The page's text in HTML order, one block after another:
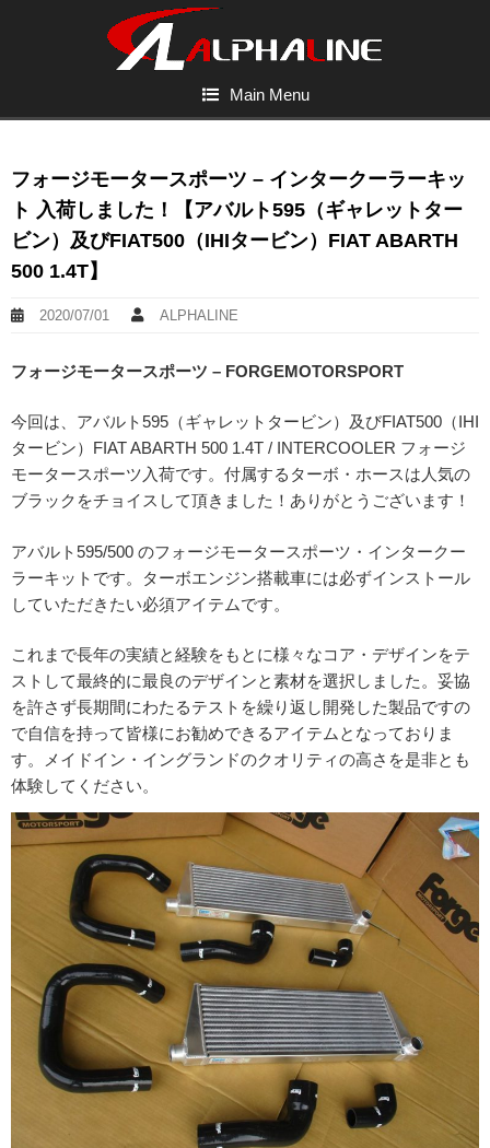
Main Menu
フォージモータースポーツ – インタークーラーキッ
ト 入荷しました！【アバルト595（ギャレットター
ビン）及びFIAT500（IHIタービン）FIAT ABARTH
500 1.4T】
2020/07/01 ALPHALINE
フォージモータースポーツ – FORGEMOTORSPORT
今回は、アバルト595（ギャレットタービン）及びFIAT500（IHI
タービン）FIAT ABARTH 500 1.4T / INTERCOOLER フォージ
モータースポーツ入荷です。付属するターボ・ホースは人気の
ブラックをチョイスして頂きました！ありがとうございます！
アバルト595/500 のフォージモータースポーツ・インタークー
ラーキットです。ターボエンジン搭載車には必ずインストール
していただきたい必須アイテムです。
これまで長年の実績と経験をもとに様々なコア・デザインをテ
ストして最終的に最良のデザインと素材を選択しました。妥協
を許さず長期間にわたるテストを繰り返し開発した製品ですの
で自信を持って皆様にお勧めできるアイテムとなっておりま
す。メイドイン・イングランドのクオリティの高さを是非とも
体験してください。